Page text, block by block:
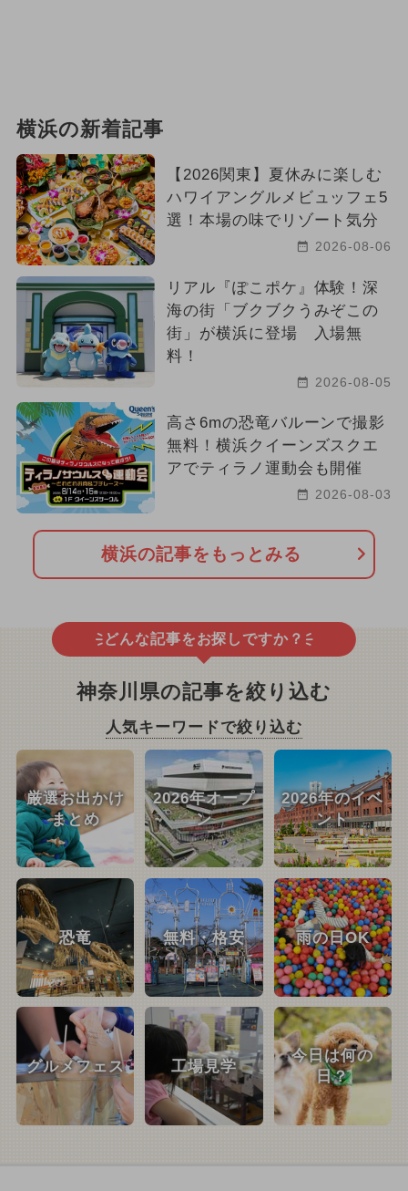
横浜の新着記事
【2026関東】夏休みに楽しむ
ハワイアングルメビュッフェ5
選！本場の味でリゾート気分
2026-08-06
リアル『ぽこポケ』体験！深
海の街「ブクブクうみぞこの
街」が横浜に登場 入場無
料！
2026-08-05
高さ6mの恐竜バルーンで撮影
無料！横浜クイーンズスクエ
アでティラノ運動会も開催
2026-08-03
横浜の記事をもっとみる
どんな記事をお探しですか？
神奈川県の記事を絞り込む
人気キーワードで絞り込む
厳選お出かけ
まとめ
2026年オープ
ン
2026年のイベ
ント
恐竜 無料・格安 雨の日OK
グルメフェス 工場見学
今日は何の
日？